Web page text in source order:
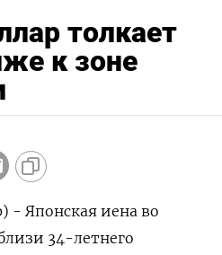
толкает
к зоне
- Японская иена во
34-летнего